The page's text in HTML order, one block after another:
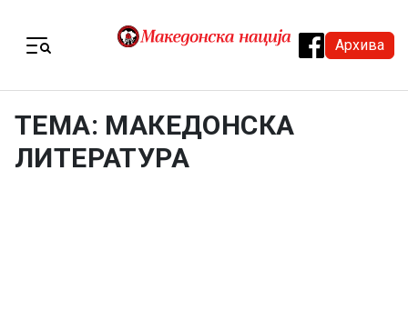
Архива
ТЕМА: МАКЕДОНСКА
ЛИТЕРАТУРА